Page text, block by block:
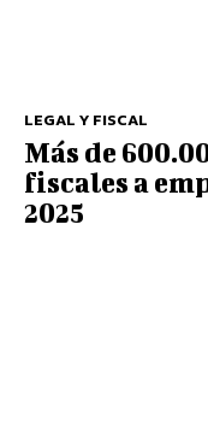
LEGAL Y FISCAL
Más de
fiscales a
2025